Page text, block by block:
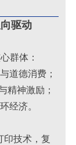
驱动
群体：
道德消费；
精神激励；
经济。
印技术，复